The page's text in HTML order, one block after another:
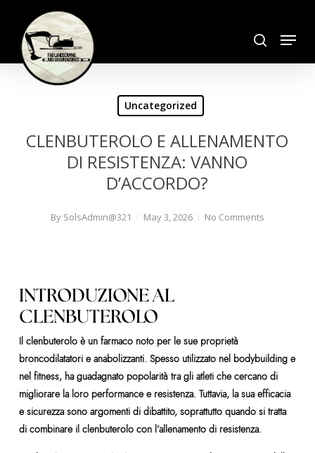
main
content
Menu
Uncategorized
CLENBUTEROLO E ALLENAMENTO
DI RESISTENZA: VANNO
D’ACCORDO?
By SolsAdmin@321 May 3, 2026 No Comments
INTRODUZIONE AL
CLENBUTEROLO
Il clenbuterolo è un farmaco noto per le sue proprietà
broncodilatatori e anabolizzanti. Spesso utilizzato nel bodybuilding e
nel fitness, ha guadagnato popolarità tra gli atleti che cercano di
migliorare la loro performance e resistenza. Tuttavia, la sua efficacia
e sicurezza sono argomenti di dibattito, soprattutto quando si tratta
di combinare il clenbuterolo con l’allenamento di resistenza.
Close
Menu